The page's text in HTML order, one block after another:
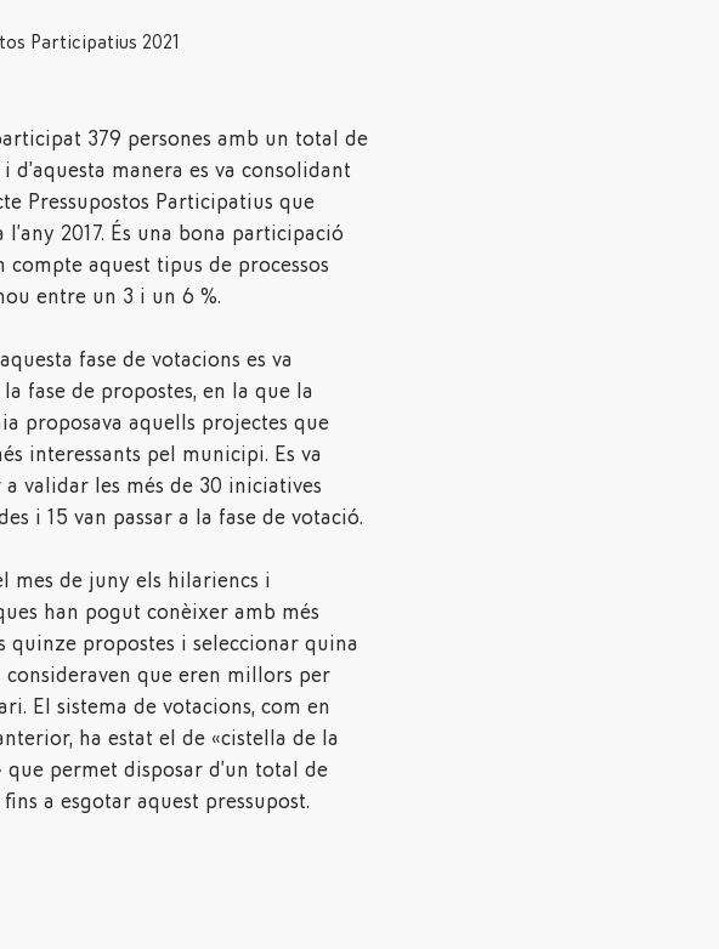
379 persones amb un total de
d’aquesta manera es va consolidant
Pressupostos Participatius que
l’any 2017. És una bona participació
compte aquest tipus de processos
entre un 3 i un 6 %.
fase de votacions es va
fase de propostes, en la que la
proposava aquells projectes que
interessants pel municipi. Es va
validar les més de 30 iniciatives
i 15 van passar a la fase de votació.
mes de juny els hilariencs i
han pogut conèixer amb més
quinze propostes i seleccionar quina
consideraven que eren millors per
El sistema de votacions, com en
ha estat el de «cistella de la
que permet disposar d’un total de
a esgotar aquest pressupost.